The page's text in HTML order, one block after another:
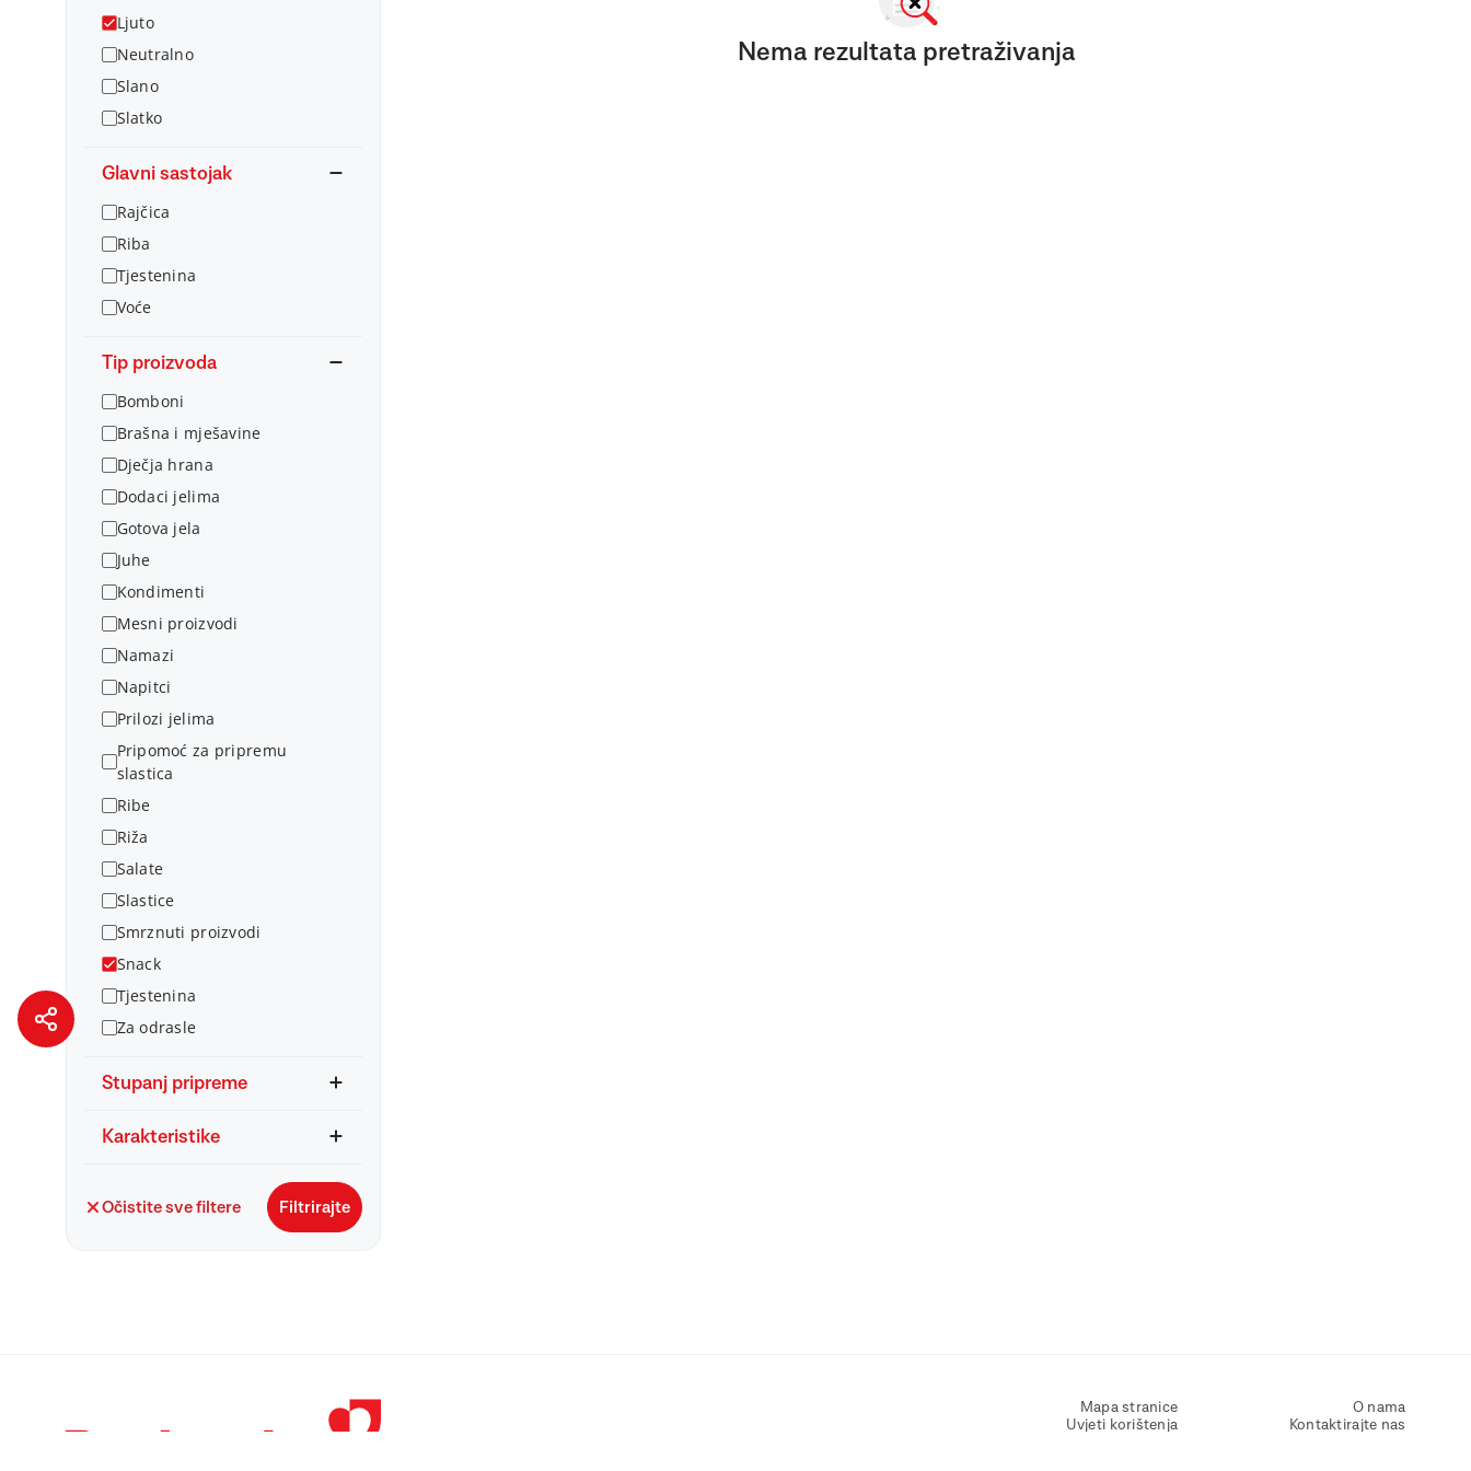
Ljuto
Neutralno
Slano
Slatko
Glavni sastojak
Rajčica
Riba
Tjestenina
Voće
Tip proizvoda
Bomboni
Brašna i mješavine
Dječja hrana
Dodaci jelima
Gotova jela
Juhe
Kondimenti
Mesni proizvodi
Namazi
Napitci
Prilozi jelima
Pripomoć za pripremu
slastica
Ribe
Riža
Salate
Slastice
Smrznuti proizvodi
Snack
Tjestenina
Za odrasle
Stupanj pripreme
Karakteristike
Očistite sve filtere Filtrirajte
Nema rezultata pretraživanja
Mapa stranice
Uvjeti korištenja
O nama
Kontaktirajte nas